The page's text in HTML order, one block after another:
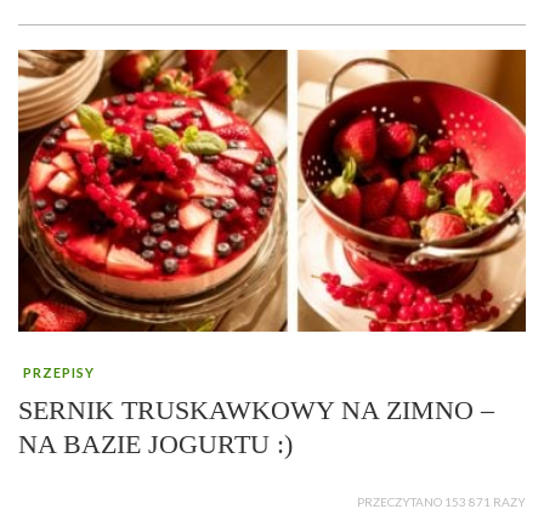
PRZEPISY
SERNIK TRUSKAWKOWY NA ZIMNO –
NA BAZIE JOGURTU :)
PRZECZYTANO 153 871 RAZY